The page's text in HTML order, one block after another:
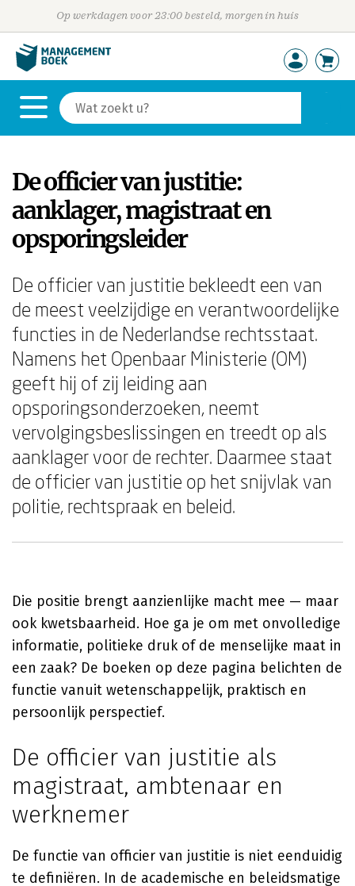
Op werkdagen voor 23:00 besteld, morgen in huis
De officier van justitie:
aanklager, magistraat en
opsporingsleider
De officier van justitie bekleedt een van
de meest veelzijdige en verantwoordelijke
functies in de Nederlandse rechtsstaat.
Namens het Openbaar Ministerie (OM)
geeft hij of zij leiding aan
opsporingsonderzoeken, neemt
vervolgingsbeslissingen en treedt op als
aanklager voor de rechter. Daarmee staat
de officier van justitie op het snijvlak van
politie, rechtspraak en beleid.
Die positie brengt aanzienlijke macht mee — maar
ook kwetsbaarheid. Hoe ga je om met onvolledige
informatie, politieke druk of de menselijke maat in
een zaak? De boeken op deze pagina belichten de
functie vanuit wetenschappelijk, praktisch en
persoonlijk perspectief.
De officier van justitie als
magistraat, ambtenaar en
werknemer
De functie van officier van justitie is niet eenduidig
te definiëren. In de academische en beleidsmatige